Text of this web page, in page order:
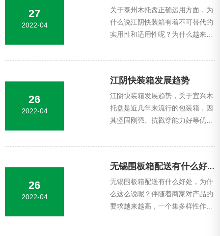
27
2022-04
关于泰州木托盘正确运用方面，为
什么说江阴快装箱有着不可替代的
实用性和适用性呢？为什么越来越
下面固安德包装就来和大家做下详
26
2022-04
江阴快装箱发展趋势
江阴快装箱发展趋势，关于宜兴木
托盘是近几年来流行的包装箱，因
其坚固刚强、抗戳穿能力好等优
多多少少都会有些问题，今天固安
26
2022-04
无锡围板箱配送有什么好处
无锡围板箱配送有什么好处，为什
么这么说呢？伴随着商家对产品的
要求越来越高，一个集多样性作用